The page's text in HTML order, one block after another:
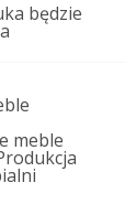
będzie
meble